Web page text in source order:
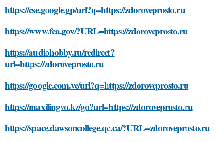
https://cse.google.gp/url?q=https://zdoroveprosto.ru
https://www.fca.gov/?URL=https://zdoroveprosto.ru
https://audiohobby.ru/redirect?
url=https://zdoroveprosto.ru
https://google.com.vc/url?q=https://zdoroveprosto.ru
https://maxilingvo.kz/go?url=https://zdoroveprosto.ru
https://space.dawsoncollege.qc.ca/?URL=zdoroveprosto.ru